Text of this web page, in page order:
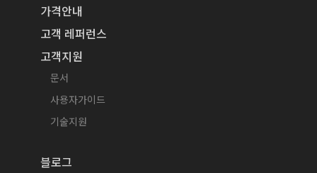
가격안내
고객 레퍼런스
고객지원
문서
사용자가이드
기술지원
블로그